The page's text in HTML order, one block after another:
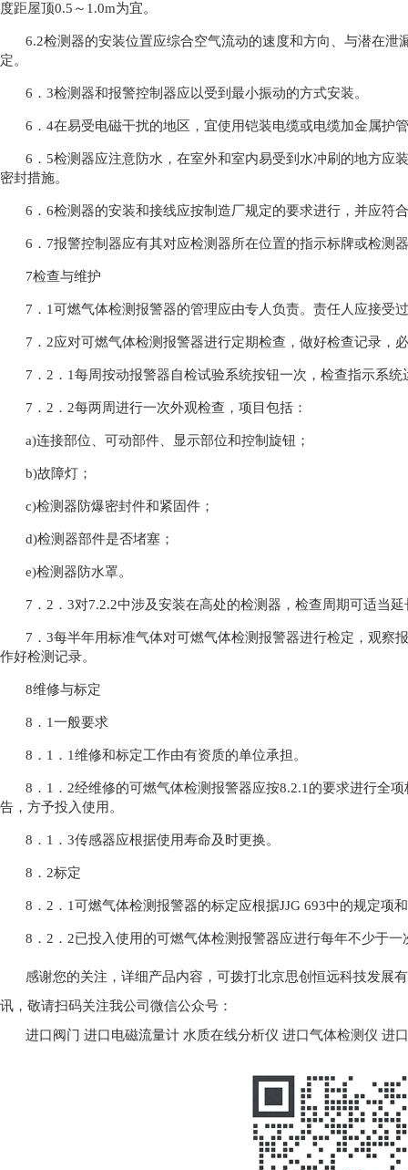
度距屋顶0.5～1.0m为宜。
6.2检测器的安装位置应综合空气流动的速度和方向、与潜在
定。
6．3检测器和报警控制器应以受到最小振动的方式安装。
6．4在易受电磁干扰的地区，宜使用铠装电缆或电缆加金属护
6．5检测器应注意防水，在室外和室内易受到水冲刷的地方应
密封措施。
6．6检测器的安装和接线应按制造厂规定的要求进行，并应符
6．7报警控制器应有其对应检测器所在位置的指示标牌或检测
7检查与维护
7．1可燃气体检测报警器的管理应由专人负责。责任人应接受
7．2应对可燃气体检测报警器进行定期检查，做好检查记录，
7．2．1每周按动报警器自检试验系统按钮一次，检查指示系统
7．2．2每两周进行一次外观检查，项目包括：
a)连接部位、可动部件、显示部位和控制旋钮；
b)故障灯；
c)检测器防爆密封件和紧固件；
d)检测器部件是否堵塞；
e)检测器防水罩。
7．2．3对7.2.2中涉及安装在高处的检测器，检查周期可适当
7．3每半年用标准气体对可燃气体检测报警器进行检定，观察
作好检测记录。
8维修与标定
8．1一般要求
8．1．1维修和标定工作由有资质的单位承担。
8．1．2经维修的可燃气体检测报警器应按8.2.1的要求进行全
告，方予投入使用。
8．1．3传感器应根据使用寿命及时更换。
8．2标定
8．2．1可燃气体检测报警器的标定应根据JJG 693中的规定项
8．2．2已投入使用的可燃气体检测报警器应进行每年不少于一
感谢您的关注，详细产品内容，可拨打北京思创恒远科技发展
讯，敬请扫码关注我公司微信公众号：
进口阀门 进口电磁流量计 水质在线分析仪 进口气体检测仪 进